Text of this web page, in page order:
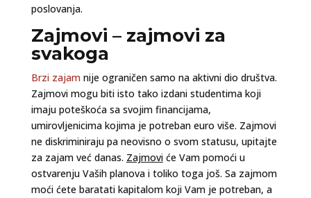
poslovanja.
Zajmovi – zajmovi za
svakoga
Brzi zajamnije ograničen samo na aktivni dio društva.
Zajmovi mogu biti isto tako izdani studentima koji
imaju poteškoća sa svojim financijama,
umirovljenicima kojima je potreban euro više. Zajmovi
ne diskriminiraju pa neovisno o svom statusu, upitajte
za zajam već danas. Zajmoviće Vam pomoći u
ostvarenju Vaših planova i toliko toga još. Sa zajmom
moći ćete baratati kapitalom koji Vam je potreban, a